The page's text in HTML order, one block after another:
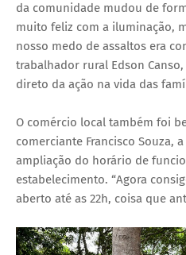
da comunidade mudou de
muito feliz com a iluminação,
nosso medo de assaltos era
trabalhador rural Edson
direto da ação na vida das
O comércio local também foi
comerciante Francisco Souza,
ampliação do horário de
estabelecimento. “Agora
aberto até as 22h, coisa que